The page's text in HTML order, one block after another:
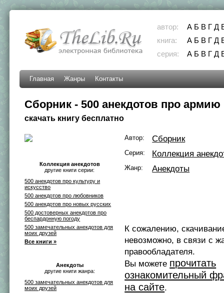
автор: А Б В Г Д
книга:
А Б В Г Д
серия:
А Б В Г Д
Главная Жанры Контакты
Сборник - 500 анекдотов про армию
скачать книгу бесплатно
Коллекция анекдотов
другие книги серии:
500 анекдотов про культуру и
искусство
500 анекдотов про любовников
500 анекдотов про новых русских
500 достоверных анекдотов про
беспардонную погоду
500 замечательных анекдотов для
моих друзей
Все книги »
Анекдоты
другие книги жанра:
500 замечательных анекдотов для
моих друзей
Автор: Сборник
Серия: Коллекция
Жанр: Анекдоты
К сожалению,
невозможно, в связи с
правообладателя.
Вы можете прочитать
ознакомительный
на сайте.